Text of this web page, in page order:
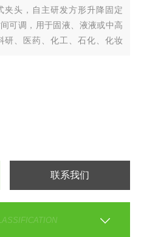
夹头，自主研发方形升降固定
可调，用于固液、液液或中高
研、医药、化工、石化、化妆
联系我们